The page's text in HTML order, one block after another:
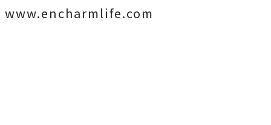
www.encharmlife.com